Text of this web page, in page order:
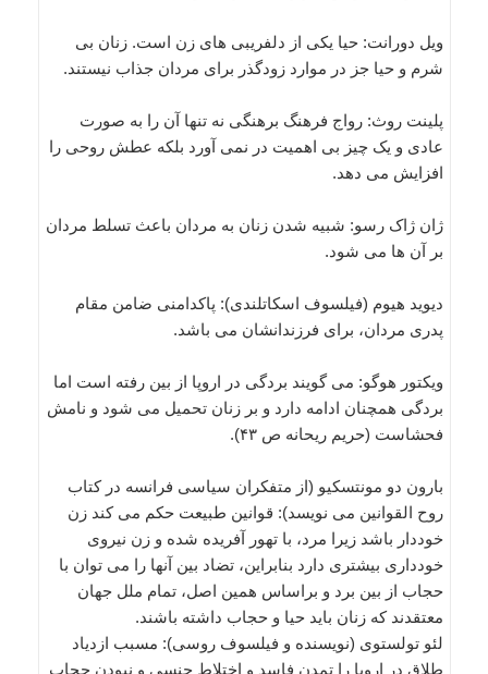
ویل دورانت: حیا یکی از دلفریبی های زن است. زنان بی
شرم و حیا جز در موارد زودگذر برای مردان جذاب نیستند.
پلینت روث: رواج فرهنگ برهنگی نه تنها آن را به صورت
عادی و یک چیز بی اهمیت در نمی آورد بلکه عطش روحی را
افزایش می دهد.
ژان ژاک رسو: شبیه شدن زنان به مردان باعث تسلط مردان
بر آن ها می شود.
دیوید هیوم (فیلسوف اسکاتلندی): پاکدامنی ضامن مقام
پدری مردان، برای فرزندانشان می باشد.
ویکتور هوگو: می گویند بردگی در اروپا از بین رفته است اما
بردگی همچنان ادامه دارد و بر زنان تحمیل می شود و نامش
فحشاست (حریم ریحانه ص ۴۳).
بارون دو مونتسکیو (از متفکران سیاسی فرانسه در کتاب
روح القوانین می نویسد): قوانین طبیعت حکم می کند زن
خوددار باشد زیرا مرد، با تهور آفریده شده و زن نیروی
خودداری بیشتری دارد بنابراین، تضاد بین آنها را می توان با
حجاب از بین برد و براساس همین اصل، تمام ملل جهان
معتقدند که زنان باید حیا و حجاب داشته باشند.
لئو تولستوی (نویسنده و فیلسوف روسی): مسبب ازدیاد
طلاق در اروپا را تمدن فاسد و اختلاط جنسی و نبودن حجاب